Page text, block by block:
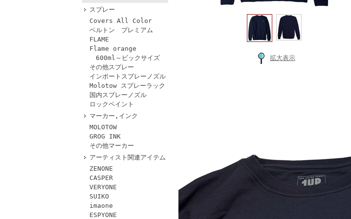
スプレー
Covers All Color
ベルトン プレミアム
FLAME
Flame orange
600ml～ビックサイズ
その他スプレー
インポートスプレーノズル
Molotow スプレーラック
国内スプレーノズル
ロックペイント
マーカー,インク
MOLOTOW
GROG INK
その他マーカー
アーティスト関連アイテム
ZENONE
CASPER
VERYONE
SUIKO
imaone
ESPYONE
拡大表示